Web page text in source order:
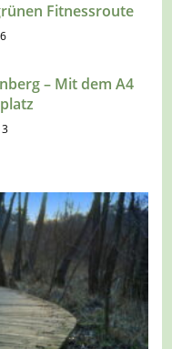
Fitnessroute
– Mit dem A4